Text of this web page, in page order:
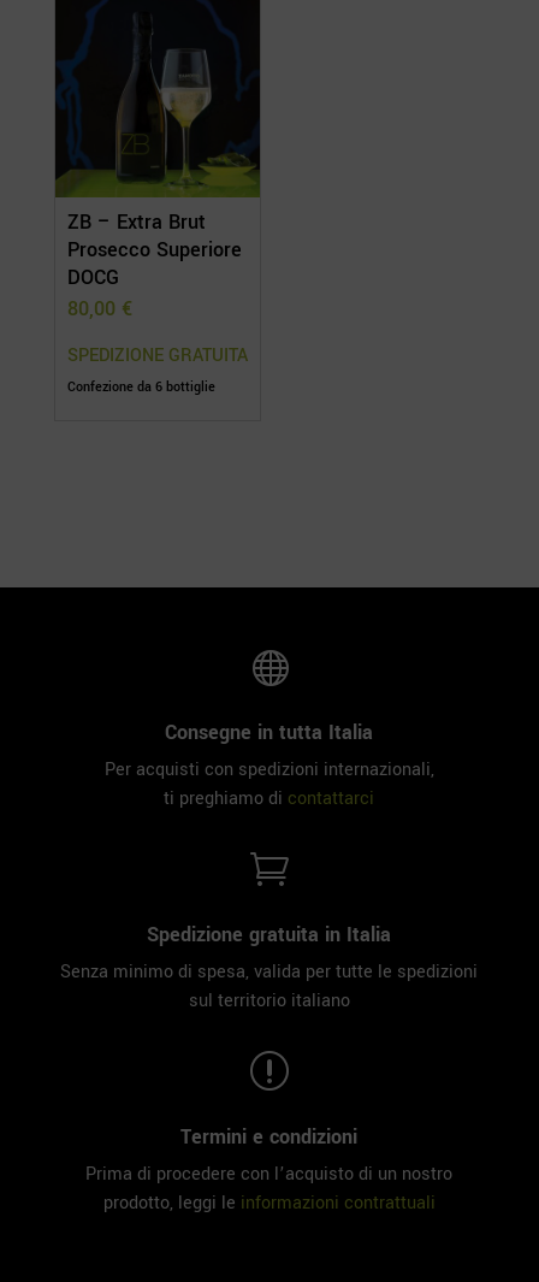
ZB – Extra Brut
Prosecco Superiore
DOCG
80,00 €
Confezione da 6 bottiglie

Consegne in tutta Italia
Per acquisti con spedizioni internazionali,
ti preghiamo di contattarci

Spedizione gratuita in Italia
Senza minimo di spesa, valida per tutte le spedizioni
sul territorio italiano
r
Termini e condizioni
Prima di procedere con l’acquisto di un nostro
prodotto, leggi le informazioni contrattuali